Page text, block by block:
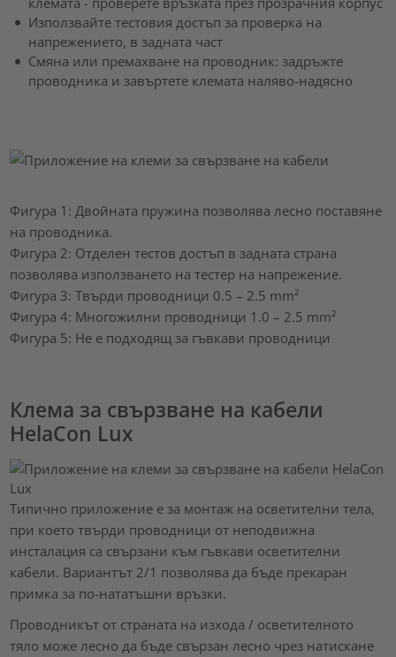
Използвайте тестовия достъп за проверка на
напрежението, в задната част
Смяна или премахване на проводник: задръжте
проводника и завъртете клемата наляво-надясно
Фигура 1: Двойната пружина позволява лесно поставяне
на проводника.
Фигура 2: Отделен тестов достъп в задната страна
позволява използването на тестер на напрежение.
Фигура 3: Твърди проводници 0.5 – 2.5 mm²
Фигура 4: Многожилни проводници 1.0 – 2.5 mm²
Фигура 5: Не е подходящ за гъвкави проводници
Клема за свързване на кабели
HelaCon Lux
Типично приложение е за монтаж на осветителни тела,
при което твърди проводници от неподвижна
инсталация са свързани към гъвкави осветителни
кабели. Вариантът 2/1 позволява да бъде прекаран
примка за по-нататъшни връзки.
Проводникът от страната на изхода / осветителното
тяло може лесно да бъде свързан лесно чрез натискане